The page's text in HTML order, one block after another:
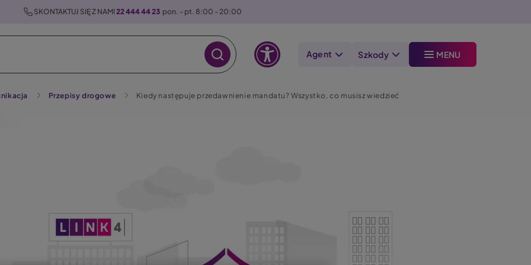
SKONTAKTUJ SIĘ Z NAMI 22 444 44 23 pon. - pt. 8:00 - 20:00
Agent Szkody MENU
Przepisy drogowe Kiedy następuje przedawnienie mandatu? Wszystko, co musisz wiedzieć